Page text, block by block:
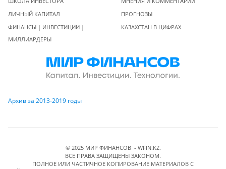
ЛИЧНЫЙ КАПИТАЛ
ФИНАНСЫ | ИНВЕСТИЦИИ |
МИЛЛИАРДЕРЫ
ПРОГНОЗЫ
КАЗАХСТАН В ЦИФРАХ
Архив за 2013-2019 годы
© 2025 МИР ФИНАНСОВ - WFIN.KZ.
ВСЕ ПРАВА ЗАЩИЩЕНЫ ЗАКОНОМ.
ПОЛНОЕ ИЛИ ЧАСТИЧНОЕ КОПИРОВАНИЕ МАТЕРИАЛОВ C